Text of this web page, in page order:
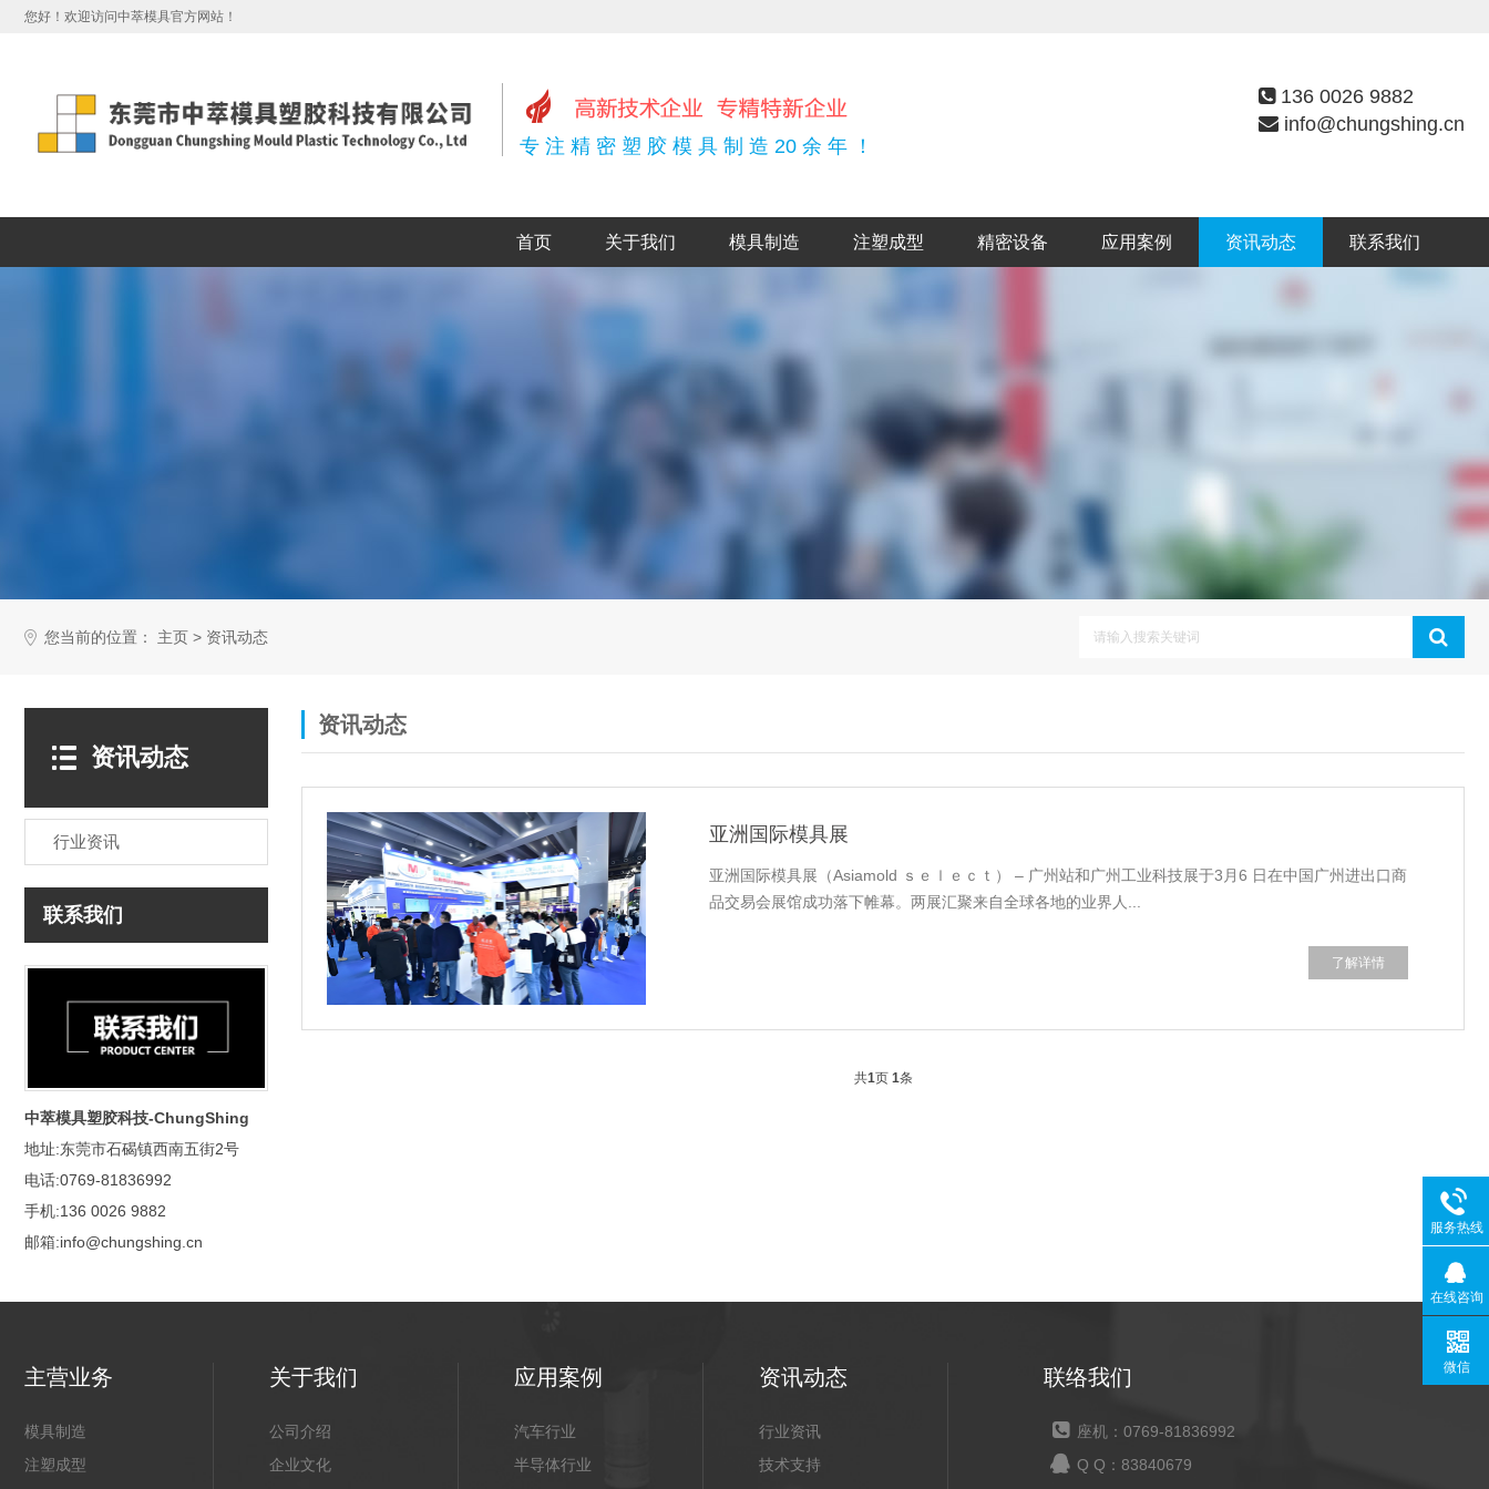
您好！欢迎访问中萃模具官方网站！
专 注 精 密 塑 胶 模 具 制 造 20 余 年 ！
136 0026 9882
info@chungshing.cn
首页 关于我们 模具制造 注塑成型 精密设备 应用案例 资讯动态 联系我们
您当前的位置： 主页 > 资讯动态
资讯动态
行业资讯
联系我们
中萃模具塑胶科技-ChungShing
地址:东莞市石碣镇西南五街2号
电话:0769-81836992
手机:136 0026 9882
邮箱:info@chungshing.cn
资讯动态
亚洲国际模具展
亚洲国际模具展（Asiamold ｓｅｌｅｃｔ） – 广州站和广州工业科技展于3月6 日在中国广州进出口商
品交易会展馆成功落下帷幕。两展汇聚来自全球各地的业界人...
了解详情
共1页 1条
主营业务
模具制造
注塑成型
关于我们
公司介绍
企业文化
应用案例
汽车行业
半导体行业
资讯动态
行业资讯
技术支持
联络我们
座机：0769-81836992
Q Q：83840679
服务热线
在线咨询
微信